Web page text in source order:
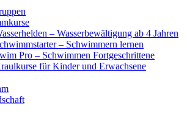
– Wasserbewältigung ab 4 Jahren
– Schwimmern lernen
Pro – Schwimmen Fortgeschrittene
für Kinder und Erwachsene